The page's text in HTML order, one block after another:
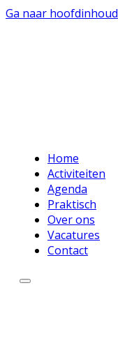
Ga naar hoofdinhoud
Home
Activiteiten
Agenda
Praktisch
Over ons
Vacatures
Contact